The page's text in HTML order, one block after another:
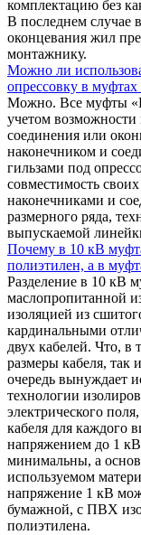
комплектацию без
В последнем случае
оконцевания жил
монтажнику.
Можно ли
опрессовку в
Можно. Все муфты
учетом
соединения или
наконечником и
гильзами под
совместимость
наконечниками и
размерного ряда,
выпускаемой
Почему в 10 кВ
полиэтилен, а в
Разделение в 10 кВ
маслопропитанной
изоляцией из
кардинальными
двух кабелей. Что, в
размеры кабеля, так
очередь вынуждает
технологии
электрического
кабеля для каждого
напряжением до 1
минимальны, а
используемом
напряжение 1 кВ
бумажной, с ПВХ
полиэтилена.